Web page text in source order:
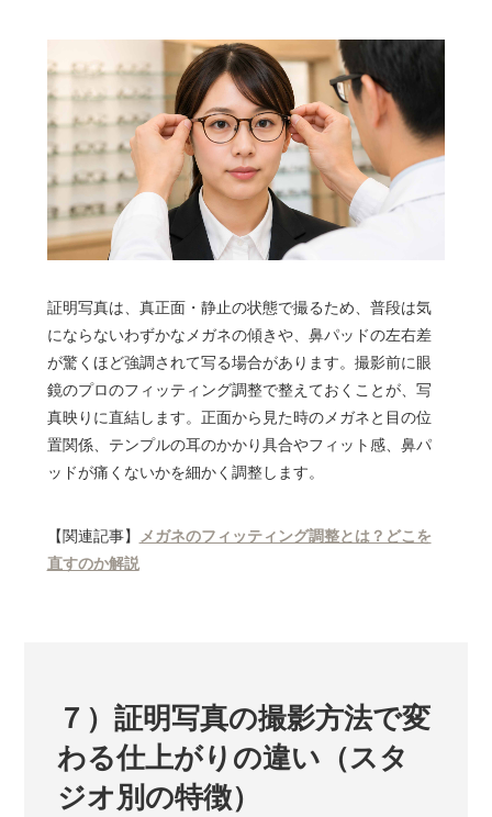
証明写真は、真正面・静止の状態で撮るため、普段は気
にならないわずかなメガネの傾きや、鼻パッドの左右差
が驚くほど強調されて写る場合があります。撮影前に眼
鏡のプロのフィッティング調整で整えておくことが、写
真映りに直結します。正面から見た時のメガネと目の位
置関係、テンプルの耳のかかり具合やフィット感、鼻パ
ッドが痛くないかを細かく調整します。
【関連記事】 メガネのフィッティング調整とは？どこを
直すのか解説
７）証明写真の撮影方法で変
わる仕上がりの違い（スタ
ジオ別の特徴）